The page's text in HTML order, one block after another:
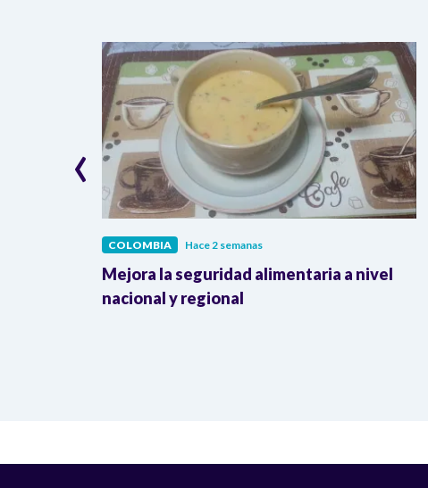
COLOMBIA Hace 2 semanas
Mejora la seguridad alimentaria a nivel
nacional y regional
‹